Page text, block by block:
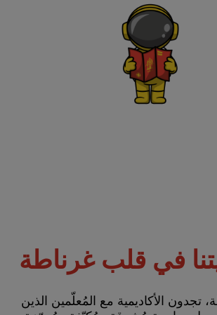
في قلب غرناطة
تجدون الأكاديمية مع المُعلّمين الذين